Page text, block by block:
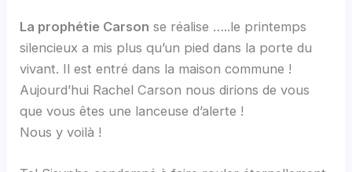
La prophétie Carson se réalise …..le printemps
silencieux a mis plus qu’un pied dans la porte du
vivant. Il est entré dans la maison commune !
Aujourd’hui Rachel Carson nous dirions de vous
que vous êtes une lanceuse d’alerte !
Nous y voilà !